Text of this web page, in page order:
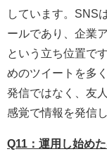
しています。SNS
ールであり、企業
という立ち位置で
めのツイートを多
発信ではなく、友
感覚で情報を発信し
Q11：運用し始め